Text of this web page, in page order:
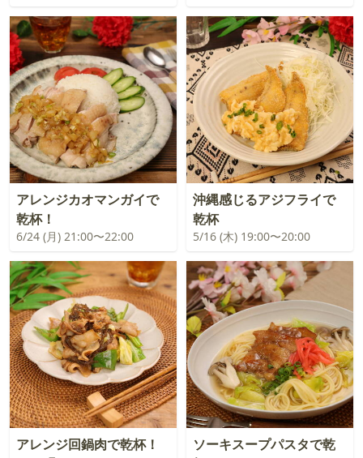
アレンジカオマンガイで
乾杯！
6/24 (月) 21:00〜22:00
沖縄感じるアジフライで
乾杯
5/16 (木) 19:00〜20:00
アレンジ回鍋肉で乾杯！
ソーキスープパスタで乾